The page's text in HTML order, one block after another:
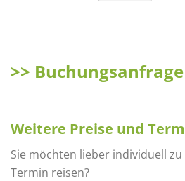
>> Buchungsanfrage
Weitere Preise und
Sie möchten lieber individuell
Termin reisen?